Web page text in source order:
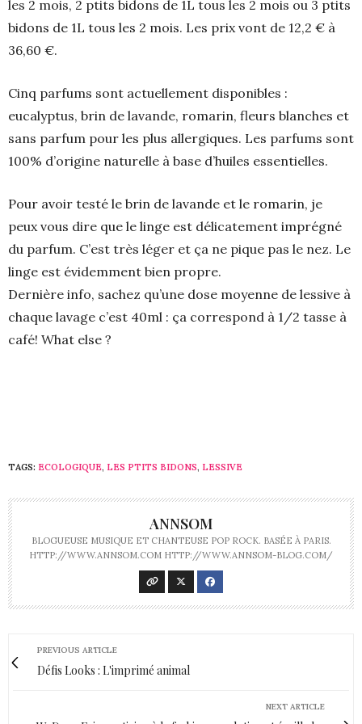
les 2 mois, 2 ptits bidons de 1L tous les 2 mois ou 3 ptits
bidons de 1L tous les 2 mois. Les prix vont de 12,2 € à
36,60 €.
Cinq parfums sont actuellement disponibles :
eucalyptus, brin de lavande, romarin, fleurs blanches et
sans parfum pour les plus allergiques. Les parfums sont
100% d’origine naturelle à base d’huiles essentielles.
Pour avoir testé le brin de lavande et le romarin, je
peux vous dire que le linge est délicatement imprégné
du parfum. C’est très léger et ça ne pique pas le nez. Le
linge est évidemment bien propre.
Dernière info, sachez qu’une dose moyenne de lessive à
chaque lavage c’est 40ml : ça correspond à 1/2 tasse à
café! What else ?
TAGS: ECOLOGIQUE, LES PTITS BIDONS, LESSIVE
ANNSOM
BLOGUEUSE MUSIQUE ET CHANTEUSE POP ROCK. BASÉE À PARIS.
HTTP://WWW.ANNSOM.COM HTTP://WWW.ANNSOM-BLOG.COM/
PREVIOUS ARTICLE
Défis Looks : L'imprimé animal
NEXT ARTICLE